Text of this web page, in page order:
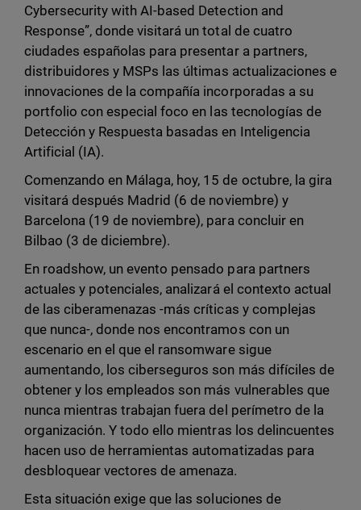
Cybersecurity with AI-based Detection and
Response”, donde visitará un total de cuatro
ciudades españolas para presentar a partners,
distribuidores y MSPs las últimas actualizaciones e
innovaciones de la compañía incorporadas a su
portfolio con especial foco en las tecnologías de
Detección y Respuesta basadas en Inteligencia
Artificial (IA).
Comenzando en Málaga, hoy, 15 de octubre, la gira
visitará después Madrid (6 de noviembre) y
Barcelona (19 de noviembre), para concluir en
Bilbao (3 de diciembre).
En roadshow, un evento pensado para partners
actuales y potenciales, analizará el contexto actual
de las ciberamenazas -más críticas y complejas
que nunca-, donde nos encontramos con un
escenario en el que el ransomware sigue
aumentando, los ciberseguros son más difíciles de
obtener y los empleados son más vulnerables que
nunca mientras trabajan fuera del perímetro de la
organización. Y todo ello mientras los delincuentes
hacen uso de herramientas automatizadas para
desbloquear vectores de amenaza.
Esta situación exige que las soluciones de